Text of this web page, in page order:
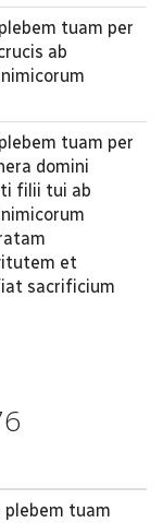
tuam per
ab
tuam per
domini
filii tui ab
et
sacrificium
plebem tuam